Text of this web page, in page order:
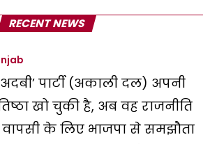
RECENT NEWS
पार्टी (अकाली दल) अपनी
खो चुकी है, अब वह राजनीति
के लिए भाजपा से समझौता